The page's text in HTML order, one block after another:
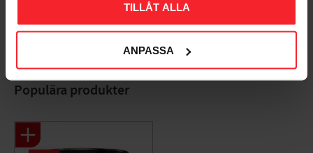
TILLÅT ALLA
ANPASSA
Populära produkter